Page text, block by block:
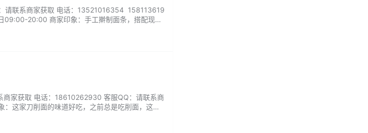
请联系商家获取 电话：13521016354 158113619
09:00-20:00 商家印象：手工擀制面条，搭配现切
商家获取 电话：18610262930 客服QQ：请联系商
这家刀削面的味道好吃，之前总是吃削面，这次